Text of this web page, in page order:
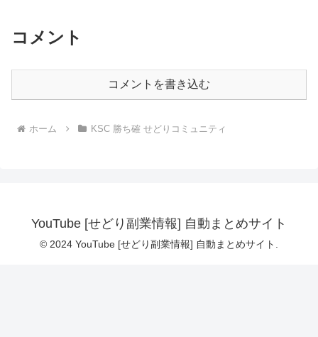
コメント
コメントを書き込む
ホーム KSC 勝ち確 せどりコミュニティ
YouTube [せどり副業情報] 自動まとめサイト
© 2024 YouTube [せどり副業情報] 自動まとめサイト.